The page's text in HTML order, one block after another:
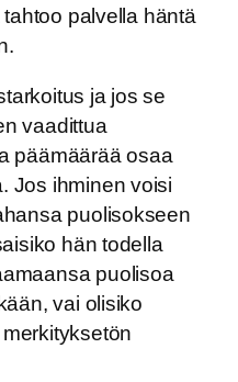
palvella häntä
ja jos se
vaadittua
päämäärää osaa
Jos ihminen voisi
puolisokseen
hän todella
puolisoa
vai olisiko